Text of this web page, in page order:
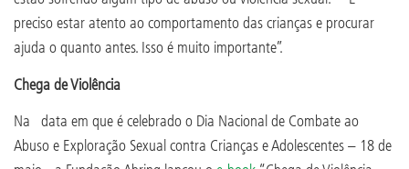
preciso estar atento ao comportamento das crianças e procurar
ajuda o quanto antes. Isso é muito importante”.
Chega de Violência
Na data em que é celebrado o Dia Nacional de Combate ao
Abuso e Exploração Sexual contra Crianças e Adolescentes – 18 de